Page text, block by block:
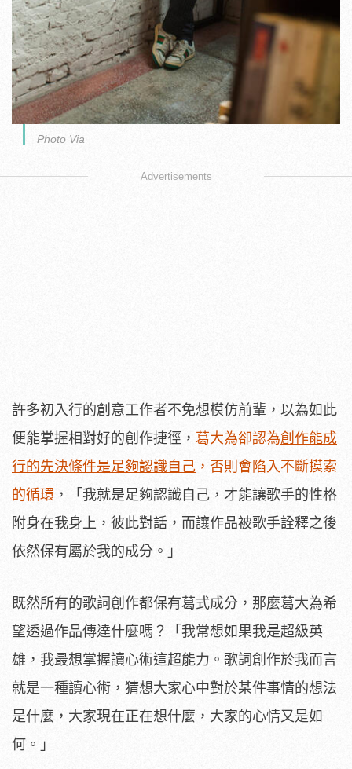
Photo Via
Advertisements
許多初入行的創意工作者不免想模仿前輩，以為如此
便能掌握相對好的創作捷徑， 葛大為卻認為創作能成
行的先決條件是足夠認識自己 ，否則會陷入不斷摸索
的循環 ，「我就是足夠認識自己，才能讓歌手的性格
附身在我身上，彼此對話，而讓作品被歌手詮釋之後
依然保有屬於我的成分。」
既然所有的歌詞創作都保有葛式成分，那麼葛大為希
望透過作品傳達什麼嗎？「我常想如果我是超級英
雄，我最想掌握讀心術這超能力。歌詞創作於我而言
就是一種讀心術，猜想大家心中對於某件事情的想法
是什麼，大家現在正在想什麼，大家的心情又是如
何。」